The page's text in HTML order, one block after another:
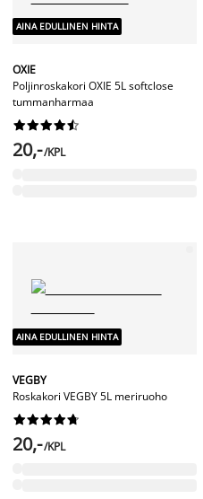
AINA EDULLINEN HINTA
OXIE
Poljinroskakori OXIE 5L softclose
tummanharmaa






20,-/KPL
AINA EDULLINEN HINTA
VEGBY
Roskakori VEGBY 5L meriruoho






20,-/KPL